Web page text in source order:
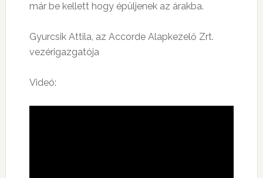
már be kellett hogy épüljenek az árakba.
Gyurcsik Attila, az Accorde Alapkezelő Zrt.
vezérigazgatója
Videó: